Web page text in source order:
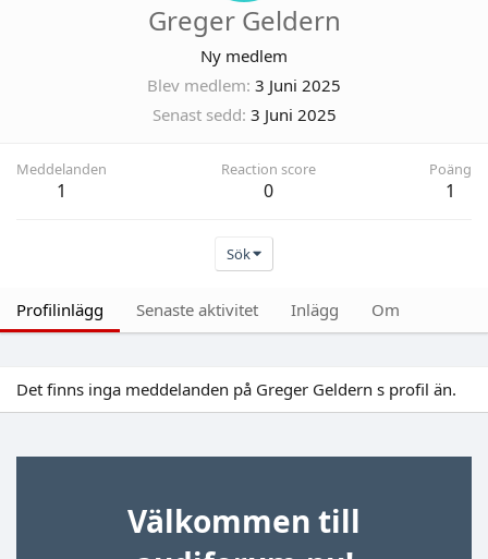
Greger Geldern
Ny medlem
Blev medlem 3 Juni 2025
Senast sedd 3 Juni 2025
Meddelanden
1
Reaction score
0
Poäng
1
Sök
Profilinlägg Senaste aktivitet Inlägg Om
Det finns inga meddelanden på Greger Geldern s profil än.
Välkommen till